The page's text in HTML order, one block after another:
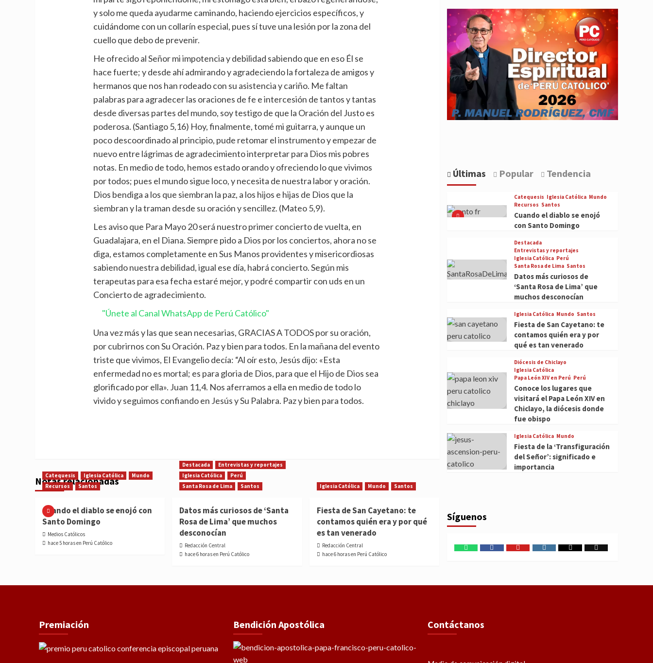
y solo me queda ayudarme caminando, haciendo ejercicios específicos, y
cuidándome con un collarín especial, pues sí tuve una lesión por la zona del
cuello que debo de prevenir.
He ofrecido al Señor mi impotencia y debilidad sabiendo que en eso Él se
hace fuerte; y desde ahí admirando y agradeciendo la fortaleza de amigos y
hermanos que nos han rodeado con su asistencia y cariño. Me faltan
palabras para agradecer las oraciones de fe e intercesión de tantos y tantas
desde diversas partes del mundo, soy testigo de que la Oración del Justo es
poderosa. (Santiago 5,16) Hoy, finalmente, tomé mi guitarra, y aunque un
poco descoordinado al principio, pude retomar el instrumento y empezar de
nuevo entre lágrimas de agradecimiento interpretar para Dios mis pobres
notas. En medio de todo, hemos estado orando y ofreciendo lo que vivimos
por todos; pues el mundo sigue loco, y necesita de nuestra labor y oración.
Dios bendiga a los que siembran la paz, a los hijos e hijas de Dios que la
siembran y la traman desde su oración y sencillez. (Mateo 5,9).
Les aviso que Para Mayo 20 será nuestro primer concierto de vuelta, en
Guadalajara, en el Diana. Siempre pido a Dios por los conciertos, ahora no se
diga, estamos completamente en Sus Manos providentes y misericordiosas
sabiendo nuestra debilidad, igual ese día, habrá concierto. Según mis
terapeutas para esa fecha estaré mejor, y podré compartir con uds en un
Concierto de agradecimiento.
"Únete al Canal WhatsApp de Perú Católico"
Una vez más y las que sean necesarias, GRACIAS A TODOS por su oración,
por cubrirnos con Su Oración. Paz y bien para todos. En la mañana del evento
triste que vivimos, El Evangelio decía: “Al oír esto, Jesús dijo: «Esta
enfermedad no es mortal; es para gloria de Dios, para que el Hijo de Dios sea
glorificado por ella». Juan 11,4. Nos aferramos a ella en medio de todo lo
vivido y seguimos confiando en Jesús y Su Palabra. Paz y bien para todos.
Notas relacionadas
Catequesis Iglesia Católica
Mundo
Recursos
Santos
Cuando el diablo se enojó con
Santo Domingo
Medios Católicos
hace 5 horas en Perú Católico
Destacada
Entrevistas y reportajes
Iglesia Católica
Perú
Santa Rosa de Lima
Santos
Datos más curiosos de ‘Santa
Rosa de Lima’ que muchos
desconocían
Redacción Central
hace 6 horas en Perú Católico
Iglesia Católica Mundo Santos
Fiesta de San Cayetano: te
contamos quién era y por qué
es tan venerado
Redacción Central
hace 6 horas en Perú Católico
Últimas Popular Tendencia
Catequesis Iglesia Católica Mundo
Recursos Santos
Cuando el diablo se enojó
con Santo Domingo
Destacada
Entrevistas y reportajes
Iglesia Católica Perú
Santa Rosa de Lima Santos
Datos más curiosos de
‘Santa Rosa de Lima’ que
muchos desconocían
Iglesia Católica Mundo Santos
Fiesta de San Cayetano: te
contamos quién era y por
qué es tan venerado
Diócesis de Chiclayo
Iglesia Católica
Papa León XIV en Perú Perú
Conoce los lugares que
visitará el Papa León XIV en
Chiclayo, la diócesis donde
fue obispo
Iglesia Católica Mundo
Fiesta de la ‘Transfiguración
del Señor’: significado e
importancia
Síguenos
WhatsAppFacebookYoutubeInstagram
X TikTok
Premiación Bendición Apostólica Contáctanos